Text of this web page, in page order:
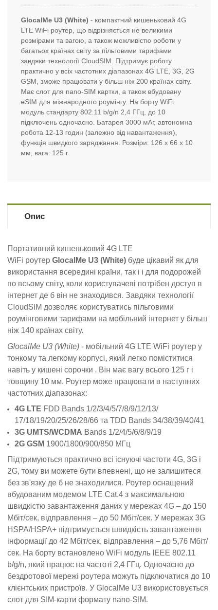
GlocalMe U3 (White) - компактний кишеньковий 4G
LTE WiFi роутер, що відрізняється не великими
розмірами та вагою, а також можливістю роботи у
багатьох країнах світу за пільговими тарифами
завдяки технології CloudSIM. Підтримує роботу
практично у всіх частотних діапазонах 4G LTE, 3G, 2G
GSM, зможе працювати у більш ніж 200 країнах світу.
Має слот для nano-SIM картки, а також вбудовану
eSIM для міжнародного роумінгу. На борту WiFi
модуль стандарту 802.11 b/g/n 2,4 ГГц, до 10
підключень одночасно. Батарея 3000 мАг, автономна
робота 12-13 годин (залежно від навантаження),
функція швидкого заряджання. Розміри: 126 x 66 x 10
мм, вага: 125 г.
Опис
Портативний кишеньковий 4G LTE
WiFi роутер GlocalMe U3 (White) буде цікавий як для
використання всередині країни, так і і для подорожей
по всьому світу, коли користувачеві потрібен доступ в
інтернет де б він не знаходився. Завдяки технології
CloudSIM дозволяє користуватись пільговими
роумінговими тарифами на мобільний інтернет у більш
ніж 140 країнах світу.
GlocalMe U3 (White) - мобільний 4G LTE WiFi роутер у
тонкому та легкому корпусі, який легко поміститися
навіть у кишені сорочки . Він має вагу всього 125 г і
товщину 10 мм. Роутер може працювати в наступних
частотних діапазонах:
4G LTE FDD Bands 1/2/3/4/5/7/8/9/12/13/
17/18/19/20/25/26/28/66 та TDD Bands 34/38/39/40/41
3G UMTS/WCDMA Bands 1/2/4/5/6/8/9/19
2G GSM 1900/1800/900/850 МГц
Підтримуються практично всі існуючі частоти 4G, 3G і
2G, тому ви можете бути впевнені, що не залишитеся
без зв'язку де б не знаходилися. Роутер оснащений
вбудованим модемом LTE Cat.4 з максимальною
швидкістю завантаження даних у мережах 4G – до 150
Мбіт/сек, відправлення – до 50 Мбіт/сек. У мережах 3G
HSPA/HSPA+ підтримується швидкість завантаження
інформації до 42 Мбіт/сек, відправлення – до 5,76 Мбіт/
сек. На борту встановлено WiFi модуль IEEE 802.11
b/g/n, який працює на частоті 2,4 ГГц. Одночасно до
бездротової мережі роутера можуть підключатися до 10
клієнтських пристроїв. У GlocalMe U3 використовується
слот для SIM-карти формату nano-SIM.